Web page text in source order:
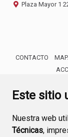
Este sitio
Nuestra web
Técnicas,
Plaza Mayor 1
CONTACTO